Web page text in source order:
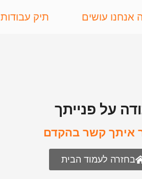
אנחנו עושים תיק עבודות
על פנייתך
איתך קשר בהקדם
בחזרה לעמוד הבית